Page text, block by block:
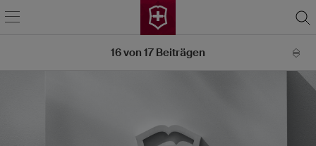
16von 17 Beiträgen